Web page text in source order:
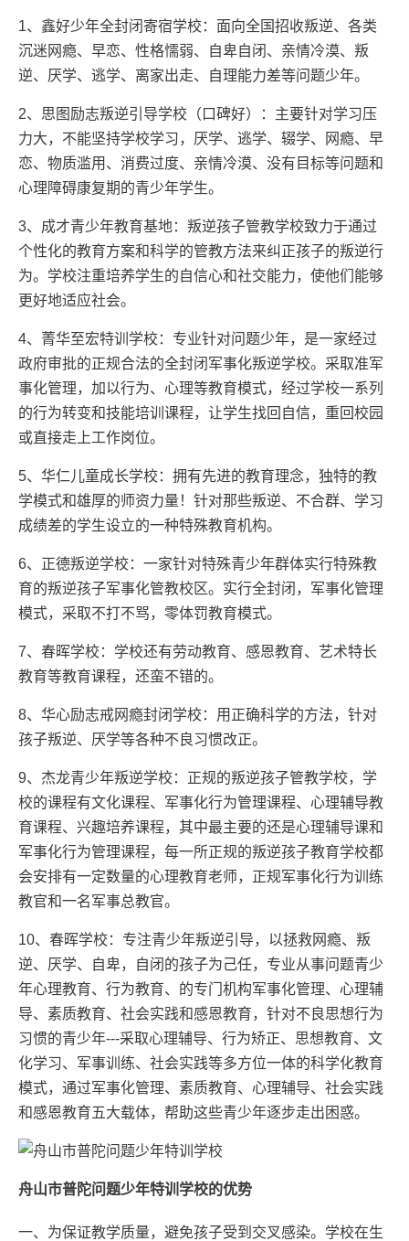
1、鑫好少年全封闭寄宿学校：面向全国招收叛逆、各类
沉迷网瘾、早恋、性格懦弱、自卑自闭、亲情冷漠、叛
逆、厌学、逃学、离家出走、自理能力差等问题少年。
2、思图励志叛逆引导学校（口碑好）：主要针对学习压
力大，不能坚持学校学习，厌学、逃学、辍学、网瘾、早
恋、物质滥用、消费过度、亲情冷漠、没有目标等问题和
心理障碍康复期的青少年学生。
3、成才青少年教育基地：叛逆孩子管教学校致力于通过
个性化的教育方案和科学的管教方法来纠正孩子的叛逆行
为。学校注重培养学生的自信心和社交能力，使他们能够
更好地适应社会。
4、菁华至宏特训学校：专业针对问题少年，是一家经过
政府审批的正规合法的全封闭军事化叛逆学校。采取准军
事化管理，加以行为、心理等教育模式，经过学校一系列
的行为转变和技能培训课程，让学生找回自信，重回校园
或直接走上工作岗位。
5、华仁儿童成长学校：拥有先进的教育理念，独特的教
学模式和雄厚的师资力量！针对那些叛逆、不合群、学习
成绩差的学生设立的一种特殊教育机构。
6、正德叛逆学校：一家针对特殊青少年群体实行特殊教
育的叛逆孩子军事化管教校区。实行全封闭，军事化管理
模式，采取不打不骂，零体罚教育模式。
7、春晖学校：学校还有劳动教育、感恩教育、艺术特长
教育等教育课程，还蛮不错的。
8、华心励志戒网瘾封闭学校：用正确科学的方法，针对
孩子叛逆、厌学等各种不良习惯改正。
9、杰龙青少年叛逆学校：正规的叛逆孩子管教学校，学
校的课程有文化课程、军事化行为管理课程、心理辅导教
育课程、兴趣培养课程，其中最主要的还是心理辅导课和
军事化行为管理课程，每一所正规的叛逆孩子教育学校都
会安排有一定数量的心理教育老师，正规军事化行为训练
教官和一名军事总教官。
10、春晖学校：专注青少年叛逆引导，以拯救网瘾、叛
逆、厌学、自卑，自闭的孩子为己任，专业从事问题青少
年心理教育、行为教育、的专门机构军事化管理、心理辅
导、素质教育、社会实践和感恩教育，针对不良思想行为
习惯的青少年---采取心理辅导、行为矫正、思想教育、文
化学习、军事训练、社会实践等多方位一体的科学化教育
模式，通过军事化管理、素质教育、心理辅导、社会实践
和感恩教育五大载体，帮助这些青少年逐步走出困惑。
舟山市普陀问题少年特训学校的优势
一、为保证教学质量，避免孩子受到交叉感染。学校在生